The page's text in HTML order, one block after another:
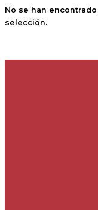
No se han
selección.